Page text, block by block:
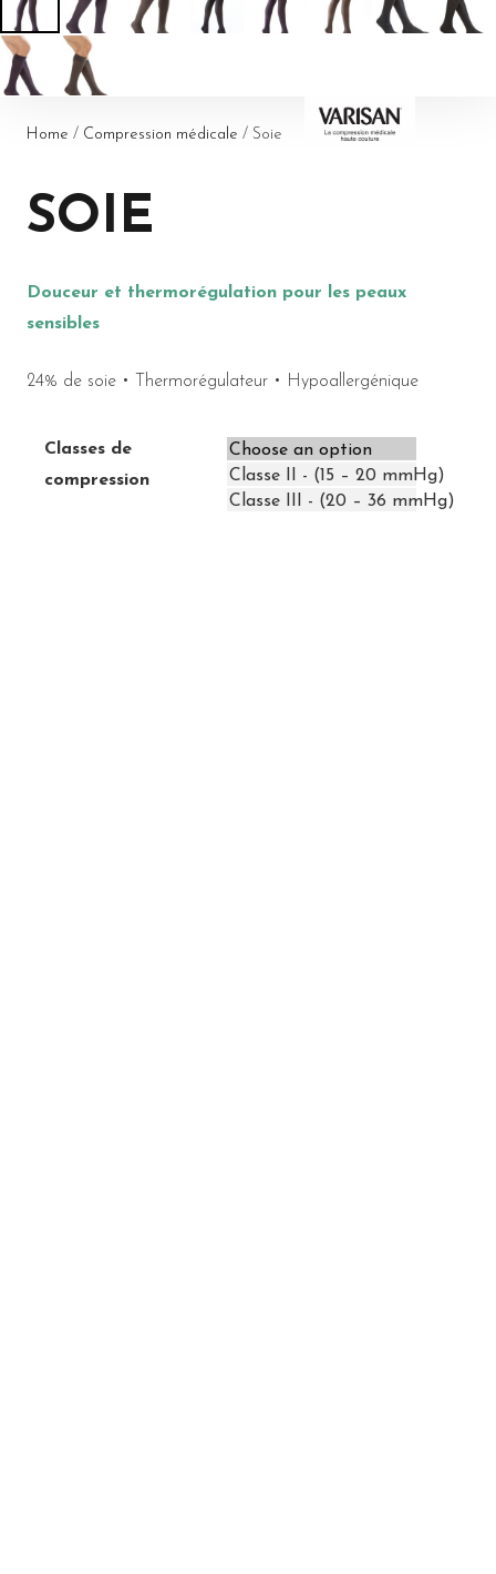
Home / Compression médicale / Soie
SOIE
Douceur et thermorégulation pour les peaux
sensibles
24% de soie • Thermorégulateur • Hypoallergénique
Classes de
compression